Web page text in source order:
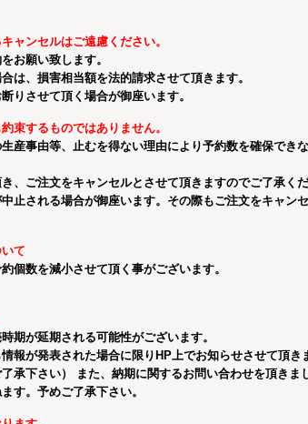
ャンセルはご遠慮ください。
お願い致します。
は、損害相当額を法的請求させて頂きます。
りさせて頂く場合が御座います。
束するものではありません。
産事由等、止むを得ない理由により予約数を確保でき
、ご注文をキャンセルとさせて頂きますのでご了承くだ
止される場合が御座います。その際もご注文をキャン
て
個数を減小させて頂く事がございます。
期が延期される可能性がございます。
報が発表された場合に限りHP上でお知らせさせて頂き
承下さい） また、納期に関するお問い合わせを頂きま
す。予めご了承下さい。